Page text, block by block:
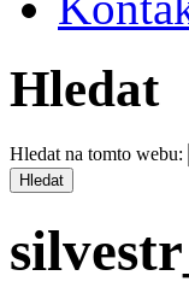
Hledat
Hledat na tomto webu: